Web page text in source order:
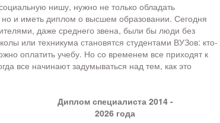
нишу, нужно не только обладать
и иметь диплом о высшем образовании. Сегодня
даже среднего звена, были бы люди без
или техникума становятся студентами ВУЗов: кто-
оплатить учебу. Но со временем все приходят к
все начинают задумываться над тем, как это
Диплом специалиста 2014 -
2026 года